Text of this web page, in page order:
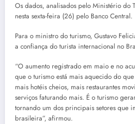
Os dados, analisados pelo Ministério do
nesta sexta-feira (26) pelo Banco Central.
Para o ministro do turismo, Gustavo
a confiança do turista internacional no
“O aumento registrado em maio e no
que o turismo está mais aquecido do
mais hotéis cheios, mais restaurantes
serviços faturando mais. É o turismo
tornando um dos principais setores que
brasileira”, afirmou.